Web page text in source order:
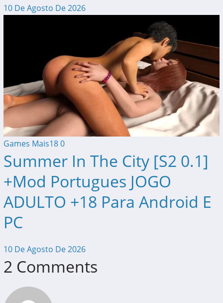
10 De Agosto De 2026
Games Mais180
Summer In The City [S2 0.1]
+Mod Portugues JOGO
ADULTO +18 Para Android E
PC
10 De Agosto De 2026
2 Comments